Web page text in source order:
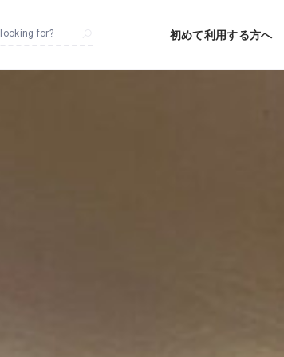
for? 初めて利用する方へ